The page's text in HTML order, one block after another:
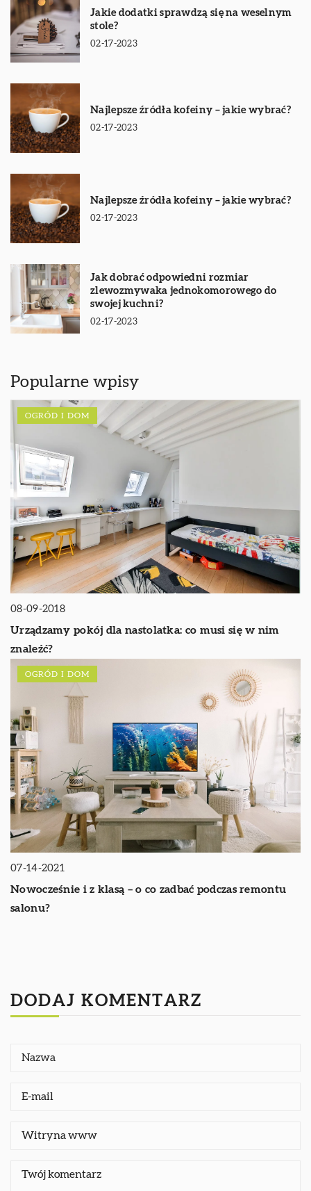
Jakie dodatki sprawdzą się na weselnym
stole?
02-17-2023
Najlepsze źródła kofeiny – jakie wybrać?
02-17-2023
Najlepsze źródła kofeiny – jakie wybrać?
02-17-2023
Jak dobrać odpowiedni rozmiar
zlewozmywaka jednokomorowego do
swojej kuchni?
02-17-2023
Popularne wpisy
OGRÓD I DOM
08-09-2018
Urządzamy pokój dla nastolatka: co musi się w nim
znaleźć?
OGRÓD I DOM
07-14-2021
Nowocześnie i z klasą – o co zadbać podczas remontu
salonu?
DODAJ KOMENTARZ